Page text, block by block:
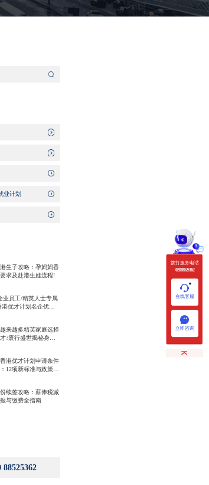
业计划
生子攻略：孕妈妈香
求及赴港生娃流程!
业员工/精英人士专属
优才计划名企优势
来越多精英家庭选择
?寰行盛世揭秘身份
港优才计划申请条件
12项新标准与政策解
续签攻略：薪俸税减
与缴费全指南
88525362
拨打服务电话
020 88525362
在线客服
立即咨询